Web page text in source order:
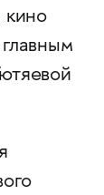
кино